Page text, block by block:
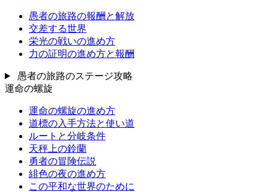
愚者の旅路の報酬と解放
交差する世界
栄光の戦いの進め方
力の証明の進め方と報酬
愚者の旅路のステージ攻略
運命の螺旋
運命の螺旋の進め方
道標の入手方法と使い道
ルートと分岐条件
天秤上の鈴蘭
勇者の冒険伝説
緋色の夜の進め方
この平和な世界のために